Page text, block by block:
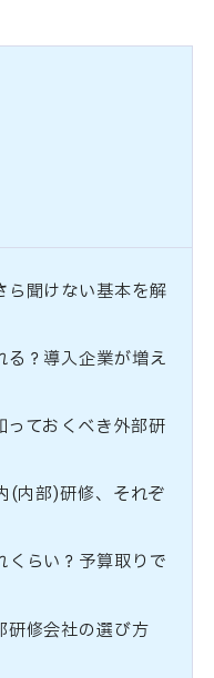
ら聞けない基本を解
？導入企業が増え
っておくべき外部研
(内部)研修、それぞ
らい？予算取りで
研修会社の選び方